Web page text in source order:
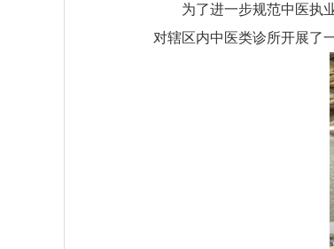
为了进一步规范中医执
对辖区内中医类诊所开展了